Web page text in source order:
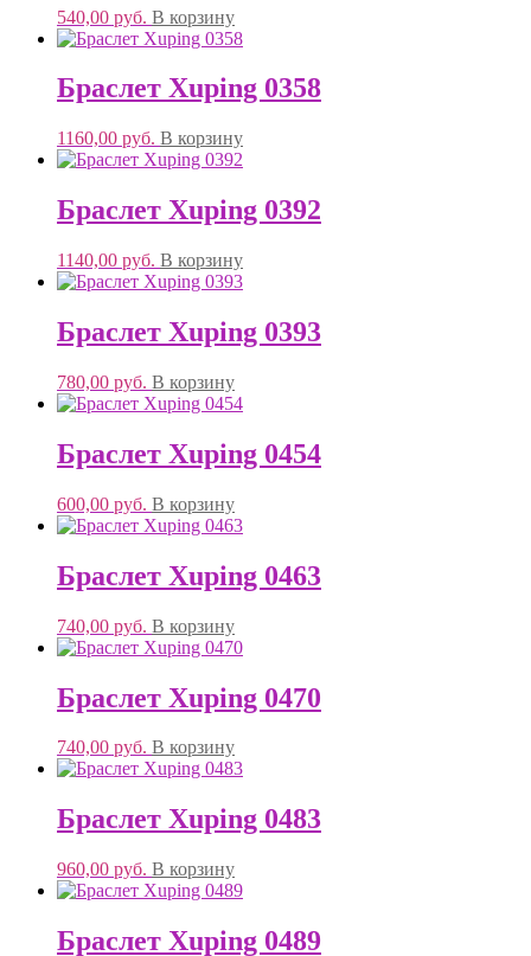
540,00 руб. В корзину
Браслет Xuping 0358
1160,00 руб. В корзину
Браслет Xuping 0392
1140,00 руб. В корзину
Браслет Xuping 0393
780,00 руб. В корзину
Браслет Xuping 0454
600,00 руб. В корзину
Браслет Xuping 0463
740,00 руб. В корзину
Браслет Xuping 0470
740,00 руб. В корзину
Браслет Xuping 0483
960,00 руб. В корзину
Браслет Xuping 0489